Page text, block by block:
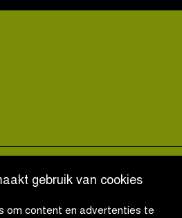
gebruik van cookies
om content en advertenties te